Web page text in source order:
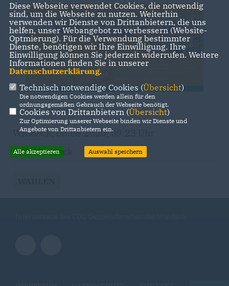
Windeck, 08.08.2020, 09:23 Uhr
CDU Windeck
Diese Webseite verwendet Cookies, die notwendig
sind, um die Webseite zu nutzen. Weiterhin
verwenden wir Dienste von Drittanbietern, die uns
helfen, unser Webangebot zu verbessern (Website-
Optmierung). Für die Verwendung bestimmter
Dienste, benötigen wir Ihre Einwilligung. Ihre
Einwilligung können Sie jederzeit widerrufen. Weitere
Informationen finden Sie in unserer
Datenschutzerklärung.
Technisch notwendige Cookies (Übersicht)
Die notwendigen Cookies werden allein für den
ordnungsgemäßen Gebrauch der Webseite benötigt.
Cookies von Drittanbietern (Übersicht)
Zur Optimierung unserer Webseite binden wir Dienste und
Angebote von Drittanbietern ein.
Alle akzeptieren Auswahl speichern